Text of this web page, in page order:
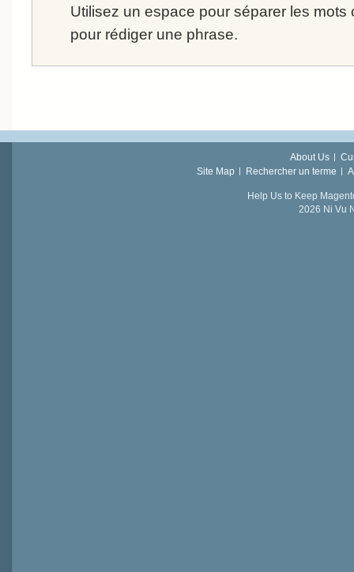
Utilisez un espace pour séparer les mots
pour rédiger une phrase.
About Us
Site Map
Rechercher un terme
Help Us to Keep
2026 Ni Vu